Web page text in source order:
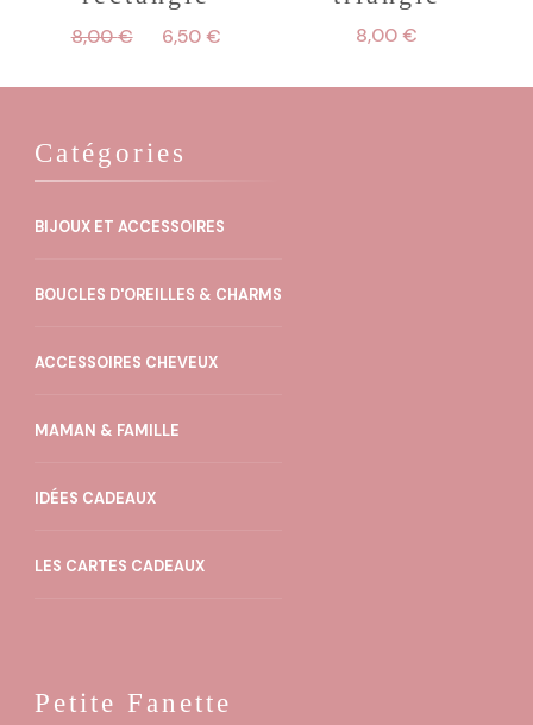
choisies
8,00€
Le
initial
8,00 €.
6,50€
actuel
8,00€
Catégories
BIJOUX ET ACCESSOIRES
BOUCLES D'OREILLES & CHARMS
ACCESSOIRES CHEVEUX
MAMAN & FAMILLE
IDÉES CADEAUX
LES CARTES CADEAUX
Petite Fanette